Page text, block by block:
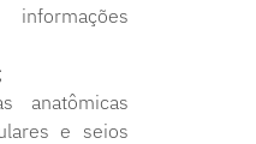
anatômicas
e seios